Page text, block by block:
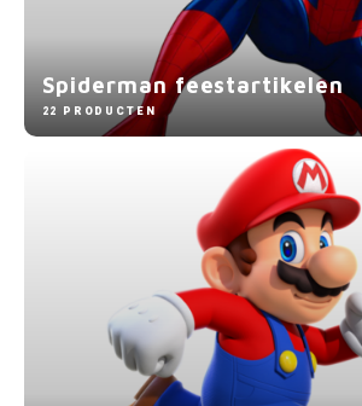
Spiderman feestartikelen
22 PRODUCTEN